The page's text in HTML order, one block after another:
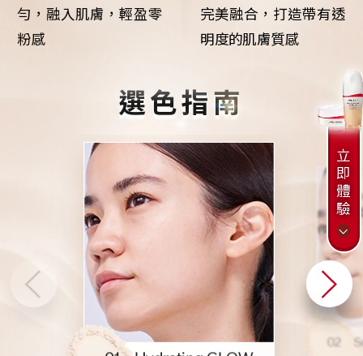
勻 ，融入肌膚，輕盈零
粉感
完美融合，打造帶有透
明度的肌膚質感
選色指南
02
立
即
體
驗